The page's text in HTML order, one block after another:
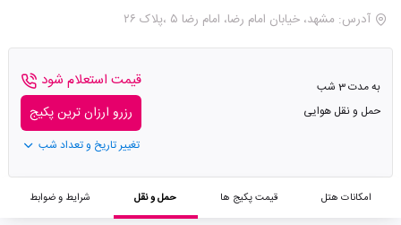
آدرس: مشهد، خیابان امام رضا، امام رضا ۵ ،پلاک ۲۶
به مدت 3 شب
حمل و نقل هوایی
قیمت استعلام شود
رزرو ارزان ترین پکیج
تغییر تاریخ و تعداد شب
امکانات هتل قیمت پکیج ها حمل و نقل شرایط و ضوابط